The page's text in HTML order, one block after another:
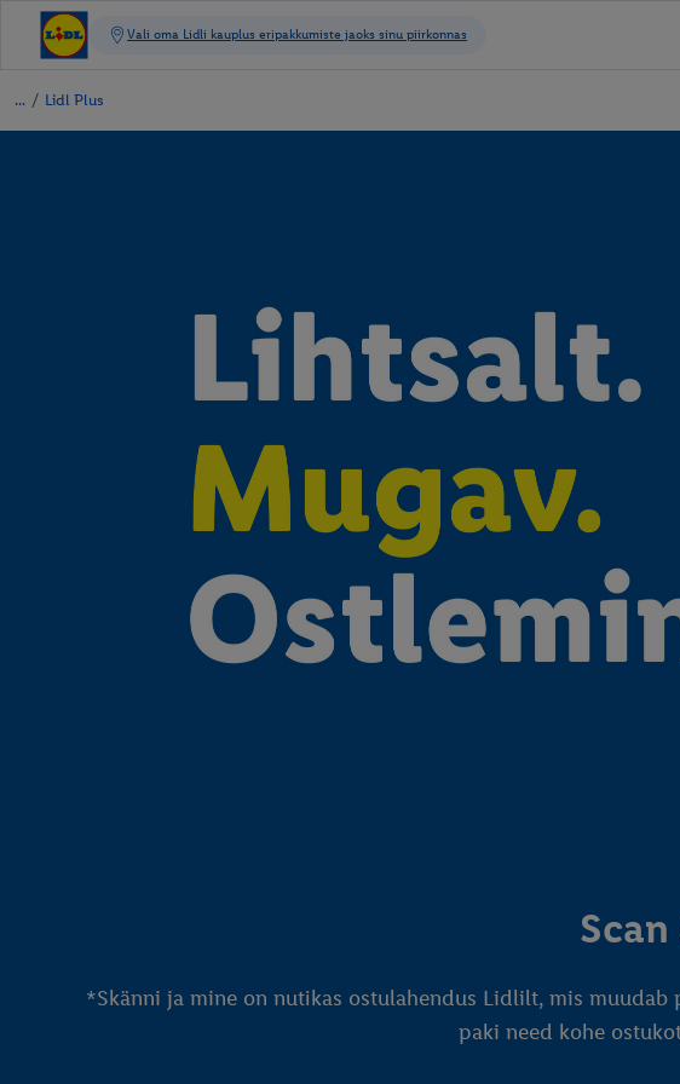
/ Lidl Plus
*Skänni ja mine on nutikas ostulahendus Lidlilt, mis
paki need kohe